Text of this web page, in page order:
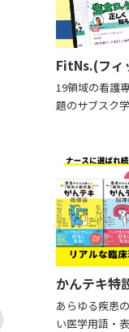
FitNs.(フィ
19領域の看護
題のサブスク
かんテキ特
あらゆる疾患
い医学用語・